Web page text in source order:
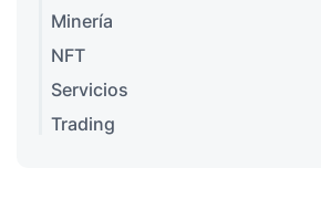
Minería
NFT
Servicios
Trading